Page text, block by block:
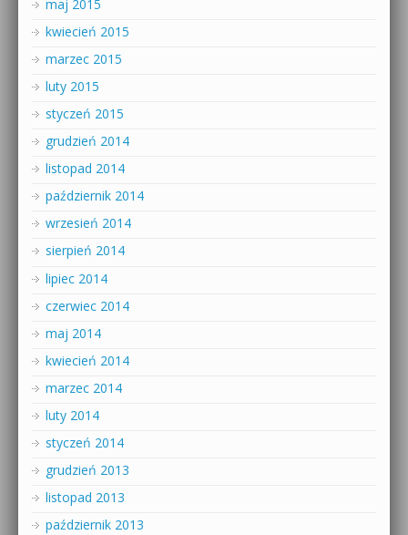
maj 2015
kwiecień 2015
marzec 2015
luty 2015
styczeń 2015
grudzień 2014
listopad 2014
październik 2014
wrzesień 2014
sierpień 2014
lipiec 2014
czerwiec 2014
maj 2014
kwiecień 2014
marzec 2014
luty 2014
styczeń 2014
grudzień 2013
listopad 2013
październik 2013